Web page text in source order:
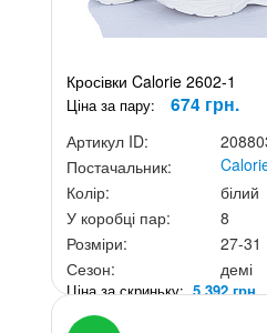
Кросівки Calorie 2602-1
Ціна за пару: 674 грн.
Артикул ID:
Постачальник:
Колір:
білий
У коробці пар:
8
Розміри:
27-31
Сезон:
демі
Ціна за скриньку:5 392 грн.